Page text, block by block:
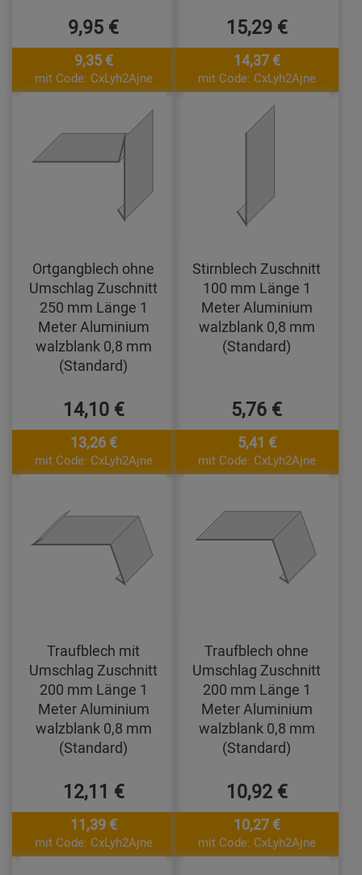
9,95 €
9,35 €
mit Code: CxLyh2Ajne
15,29 €
14,37 €
mit Code: CxLyh2Ajne
Ortgangblech ohne
Umschlag Zuschnitt
250 mm Länge 1
Meter Aluminium
walzblank 0,8 mm
(Standard)
14,10 €
13,26 €
mit Code: CxLyh2Ajne
Stirnblech Zuschnitt
100 mm Länge 1
Meter Aluminium
walzblank 0,8 mm
(Standard)
5,76 €
5,41 €
mit Code: CxLyh2Ajne
Traufblech mit
Umschlag Zuschnitt
200 mm Länge 1
Meter Aluminium
walzblank 0,8 mm
(Standard)
12,11 €
11,39 €
mit Code: CxLyh2Ajne
Traufblech ohne
Umschlag Zuschnitt
200 mm Länge 1
Meter Aluminium
walzblank 0,8 mm
(Standard)
10,92 €
10,27 €
mit Code: CxLyh2Ajne